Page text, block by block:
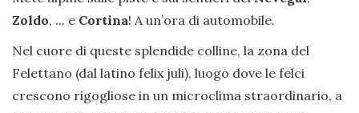
Zoldo, ... e Cortina! A un’ora di automobile.
Nel cuore di queste splendide colline, la zona del
Felettano (dal latino felix juli), luogo dove le felci
crescono rigogliose in un microclima straordinario, a